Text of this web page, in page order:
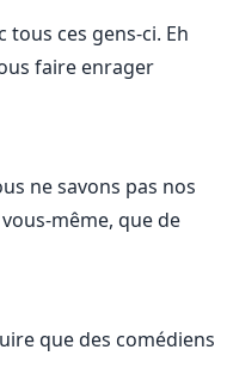
tous ces gens-ci. Eh
faire enrager
ne savons pas nos
même, que de
que des comédiens